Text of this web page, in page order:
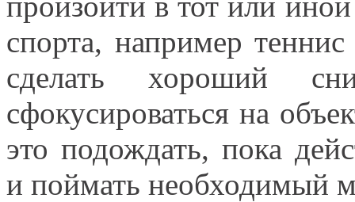
спорта, например
сделать хороший
сфокусироваться на
это подождать, пока
и поймать необходимый